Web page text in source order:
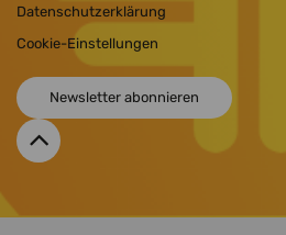
Datenschutzerklärung
Cookie-Einstellungen
Newsletter abonnieren